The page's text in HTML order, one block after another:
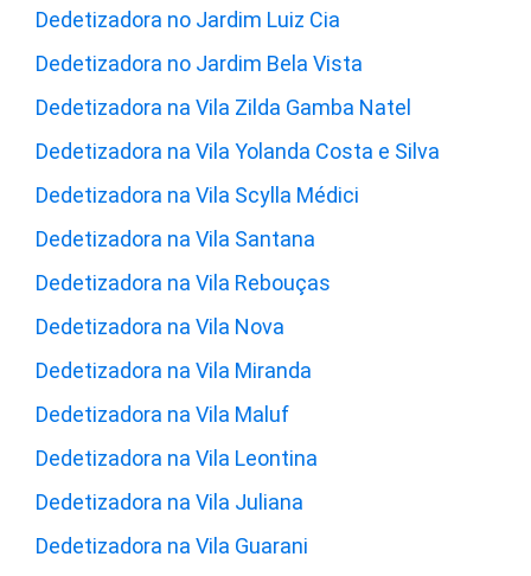
Dedetizadora no Jardim Luiz Cia
Dedetizadora no Jardim Bela Vista
Dedetizadora na Vila Zilda Gamba Natel
Dedetizadora na Vila Yolanda Costa e Silva
Dedetizadora na Vila Scylla Médici
Dedetizadora na Vila Santana
Dedetizadora na Vila Rebouças
Dedetizadora na Vila Nova
Dedetizadora na Vila Miranda
Dedetizadora na Vila Maluf
Dedetizadora na Vila Leontina
Dedetizadora na Vila Juliana
Dedetizadora na Vila Guarani